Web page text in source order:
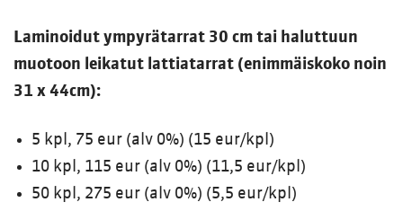
Laminoidut ympyrätarrat 30 cm tai haluttuun
muotoon leikatut lattiatarrat (enimmäiskoko noin
31 x 44cm):
5 kpl, 75 eur (alv 0%) (15 eur/kpl)
10 kpl, 115 eur (alv 0%) (11,5 eur/kpl)
50 kpl, 275 eur (alv 0%) (5,5 eur/kpl)